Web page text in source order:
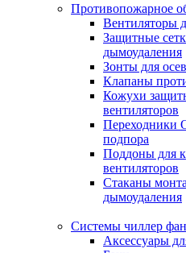
Противопожарное
Вентиляторы
Защитные
дымоудаления
Зонты для
Клапаны
Кожухи
вентиляторов
Переходники
подпора
Поддоны для
вентиляторов
Стаканы
дымоудаления
Системы чиллер
Аксессуары